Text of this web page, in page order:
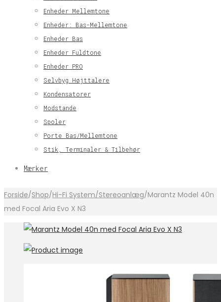
Enheder Mellemtone
Enheder: Bas-Mellemtone
Enheder Bas
Enheder Fuldtone
Enheder PRO
Selvbyg Højttalere
Kondensatorer
Modstande
Spoler
Porte Bas/Mellemtone
Stik, Terminaler & Tilbehør
Mærker
Forside/Shop/Hi-Fi System/Stereoanlæg/Marantz Model 40n
med Focal Aria Evo X N3